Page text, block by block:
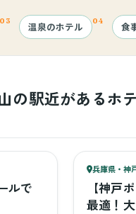
ベビーベッ
ラウンジ
温泉のホテル 食
の駅近があるホ
ルで
62ベビー
57
兵庫県・神
【神戸
最適！